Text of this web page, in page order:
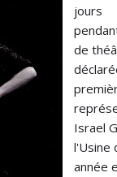
jours
de
Israel
l'Usine
année